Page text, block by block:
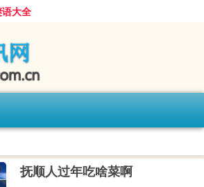
大全
抚顺人过年吃啥菜啊